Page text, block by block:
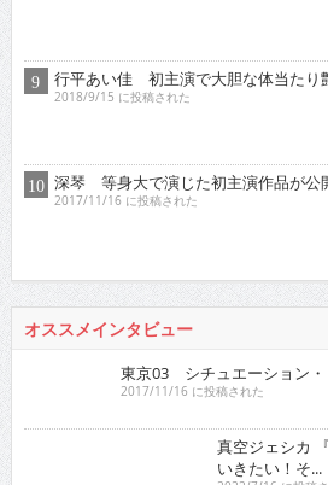
深琴 等身大で演じた初主演作品が公
オススメインタビュー
真空ジェシカ 『死ぬまでお
ロザン クイズ番組でもお馴
2009/12/16 に投稿された
有野晋哉 ゲーム・アニメ・